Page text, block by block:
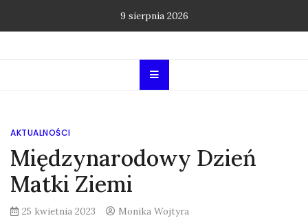
9 sierpnia 2026
AKTUALNOŚCI
Międzynarodowy Dzień
Matki Ziemi
25 kwietnia 2023 Monika Wojtyra